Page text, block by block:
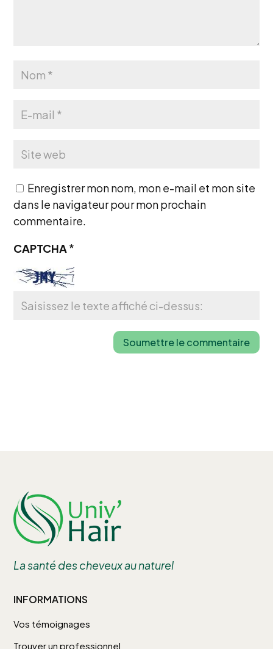
Enregistrer mon nom, mon e-mail et mon site
dans le navigateur pour mon prochain
commentaire.
CAPTCHA *
Soumettre le commentaire
La santé des cheveux au naturel
INFORMATIONS
Vos témoignages
Trouver un professionnel